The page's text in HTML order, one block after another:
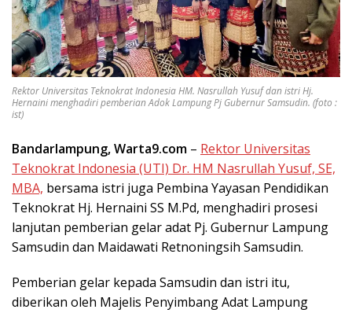
Rektor Universitas Teknokrat Indonesia HM. Nasrullah Yusuf dan istri Hj.
Hernaini menghadiri pemberian Adok Lampung Pj Gubernur Samsudin. (foto :
ist)
Bandarlampung, Warta9.com – Rektor Universitas
Teknokrat Indonesia (UTI) Dr. HM Nasrullah Yusuf, SE,
MBA, bersama istri juga Pembina Yayasan Pendidikan
Teknokrat Hj. Hernaini SS M.Pd, menghadiri prosesi
lanjutan pemberian gelar adat Pj. Gubernur Lampung
Samsudin dan Maidawati Retnoningsih Samsudin.
Pemberian gelar kepada Samsudin dan istri itu,
diberikan oleh Majelis Penyimbang Adat Lampung